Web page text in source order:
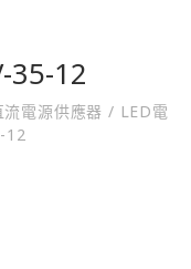
35-12
流電源供應器/ LED電
12